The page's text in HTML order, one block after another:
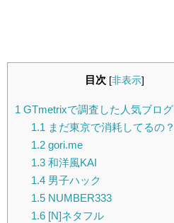
目次 [非表示]
1 GTmetrixで調査した人気ブログ
1.1 まだ東京で消耗してるの？
1.2gori.me
1.3和洋風KAI
1.4男子ハック
1.5NUMBER333
1.6[N]ネタフル